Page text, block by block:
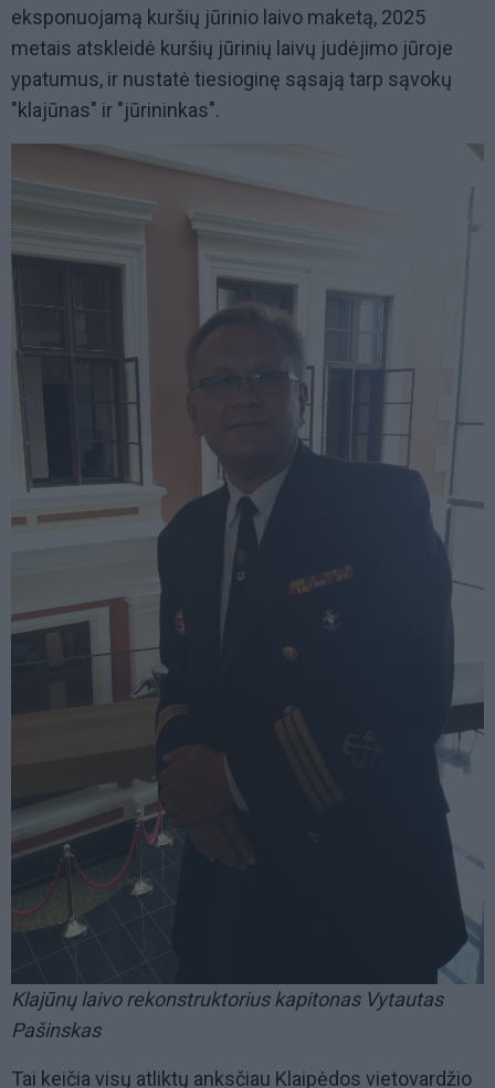
eksponuojamą kuršių jūrinio laivo maketą, 2025
metais atskleidė kuršių jūrinių laivų judėjimo jūroje
ypatumus, ir nustatė tiesioginę sąsają tarp sąvokų
"klajūnas" ir "jūrininkas".
Klajūnų laivo rekonstruktorius kapitonas Vytautas
Pašinskas
Tai keičia visų atliktų anksčiau Klaipėdos vietovardžio